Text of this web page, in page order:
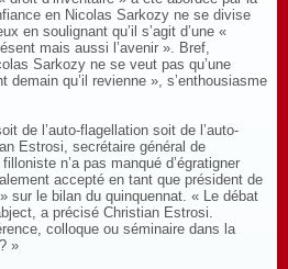
en Nicolas Sarkozy ne se divise
en soulignant qu’il s’agit d’une «
mais aussi l’avenir ». Bref,
Sarkozy ne se veut pas qu’une
demain qu’il revienne », s’enthousiasme
de l’auto-flagellation soit de l’auto-
Estrosi, secrétaire général de
n’a pas manqué d’égratigner
accepté en tant que président de
» sur le bilan du quinquennat. « Le débat
a précisé Christian Estrosi.
colloque ou séminaire dans la
»